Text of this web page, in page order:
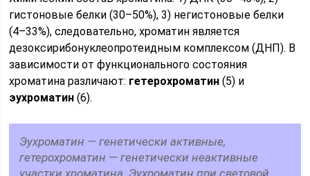
гистоновые белки (30–50%), 3) негистоновые белки
(4–33%), следовательно, хроматин является
дезоксирибонуклеопротеидным комплексом (ДНП). В
зависимости от функционального состояния
хроматина различают: гетерохроматин (5) и
эухроматин (6).
Эухроматин — генетически активные,
гетерохроматин — генетически неактивные
участки хроматина. Эухроматин при световой